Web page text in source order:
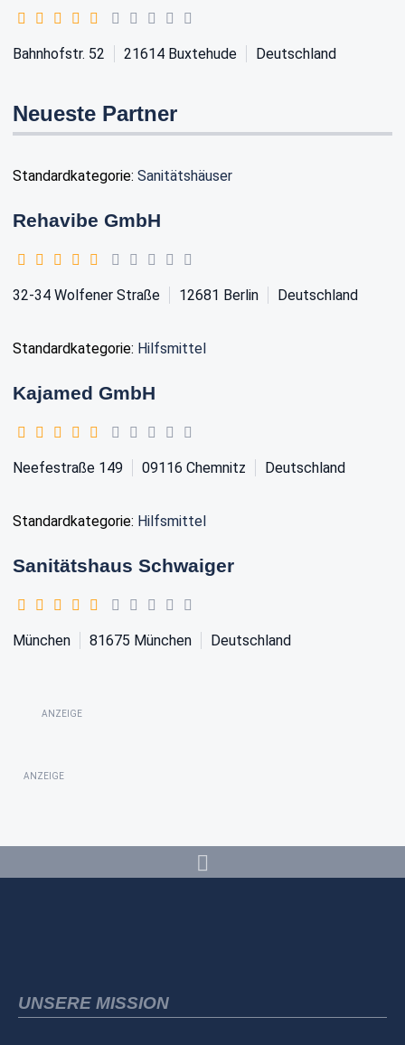
Bahnhofstr. 52 21614 Buxtehude Deutschland
Neueste Partner
Standardkategorie: Sanitätshäuser
Rehavibe GmbH
32-34 Wolfener Straße 12681 Berlin Deutschland
Standardkategorie: Hilfsmittel
Kajamed GmbH
Neefestraße 149 09116 Chemnitz Deutschland
Standardkategorie: Hilfsmittel
Sanitätshaus Schwaiger
München 81675 München Deutschland
ANZEIGE
ANZEIGE
UNSERE MISSION